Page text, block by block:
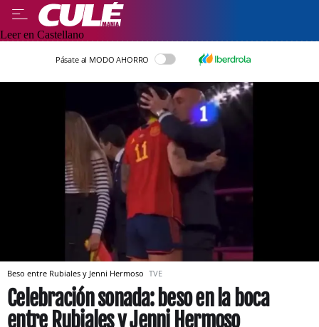
Leer en Castellano
Pásate al MODO AHORRO
Beso entre Rubiales y Jenni Hermoso TVE
Celebración sonada: beso en la boca
entre Rubiales y Jenni Hermoso